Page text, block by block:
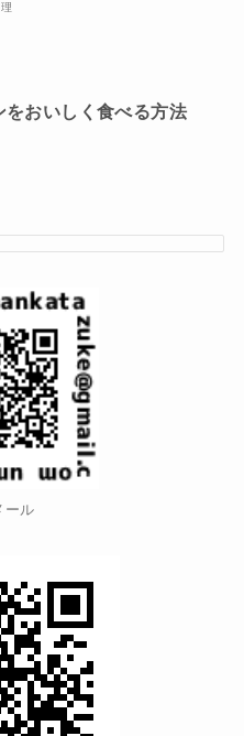
をおいしく食べる方法
ル